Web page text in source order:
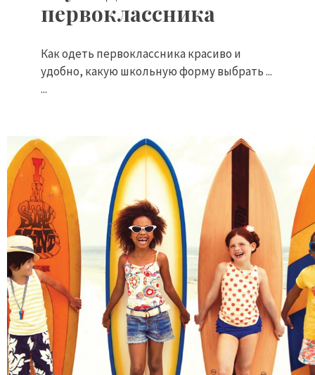
первоклассника
Как одеть первоклассника красиво и
удобно, какую школьную форму выбрать ...
...